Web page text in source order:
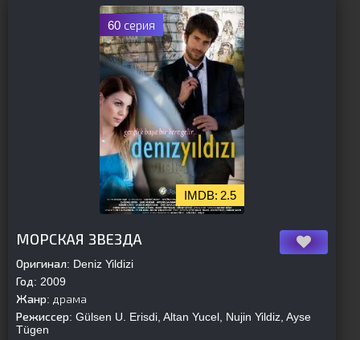
60 серия
2.5
МОРСКАЯ ЗВЕЗДА
Оригинал: Deniz Yildizi
Год: 2009
Жанр: драма
Режиссер: Gülsen U. Erisdi, Altan Yucel, Nujin Yildiz, Ayse
Tügen